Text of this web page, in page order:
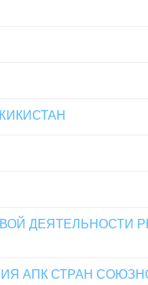
ДЕЯТЕЛЬНОСТИ
АПК СТРАН